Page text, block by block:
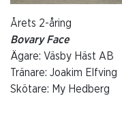
Årets 2-
Bovary Face
Ägare: Väsby
Tränare: Joakim
Skötare: My Hedberg